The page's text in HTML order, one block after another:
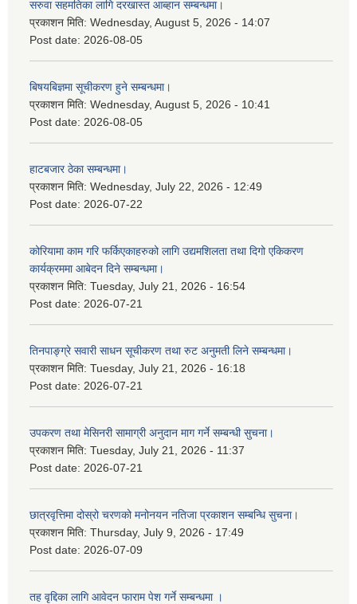
सरुवा सहमतिका लागि दरखास्त आब्हान सम्बन्धमा।
प्रकाशन मिति: Wednesday, August 5, 2026 - 14:07
Post date: 2026-08-05
बिषयबिज्ञमा सूचीकरण हुने सम्बन्धमा।
प्रकाशन मिति: Wednesday, August 5, 2026 - 10:41
Post date: 2026-08-05
हाटबजार ठेका सम्बन्धमा।
प्रकाशन मिति: Wednesday, July 22, 2026 - 12:49
Post date: 2026-07-22
कोरियामा काम गरि फर्किएकाहरुको लागि उद्यमशिलता तथा दिगो एकिकरण
कार्यक्रममा आबेदन दिने सम्बन्धमा।
प्रकाशन मिति: Tuesday, July 21, 2026 - 16:54
Post date: 2026-07-21
तिनपाङ्ग्रे सवारी साधन सूचीकरण तथा रुट अनुमती लिने सम्बन्धमा।
प्रकाशन मिति: Tuesday, July 21, 2026 - 16:18
Post date: 2026-07-21
उपकरण तथा मेसिनरी सामाग्री अनुदान माग गर्ने सम्बन्धी सुचना।
प्रकाशन मिति: Tuesday, July 21, 2026 - 11:37
Post date: 2026-07-21
छात्रवृत्तिमा दोस्रो चरणको मनोनयन नतिजा प्रकाशन सम्बन्धि सुचना।
प्रकाशन मिति: Thursday, July 9, 2026 - 17:49
Post date: 2026-07-09
तह वृद्दिका लागि आवेदन फाराम पेश गर्ने सम्बन्धमा ।